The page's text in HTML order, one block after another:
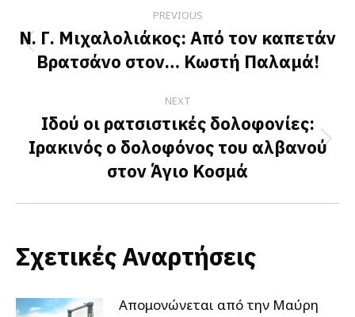
navigation
PREVIOUS
Previous
post:
Ν. Γ. Μιχαλολιάκος: Από τον καπετάν
Βρατσάνο στον… Κωστή Παλαμά!
NEXT
Next
post:
Ιδού οι ρατσιστικές δολοφονίες:
Ιρακινός ο δολοφόνος του αλβανού
στον Άγιο Κοσμά
Σχετικές Αναρτήσεις
Απομονώνεται από την Μαύρη